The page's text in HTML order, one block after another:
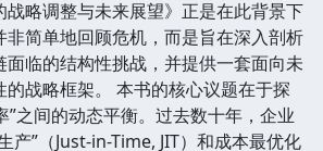
战略调整与未来展望》正是在此背景下
非简单地回顾危机，而是旨在深入剖析
面临的结构性挑战，并提供一套面向未
的战略框架。 本书的核心议题在于探
”之间的动态平衡。过去数十年，企业
产”（Just-in-Time, JIT）和成本最优化